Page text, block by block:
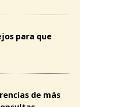
para que
de más